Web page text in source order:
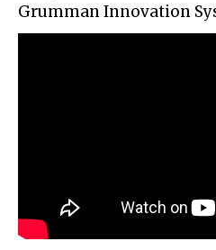
Grumman Innovation